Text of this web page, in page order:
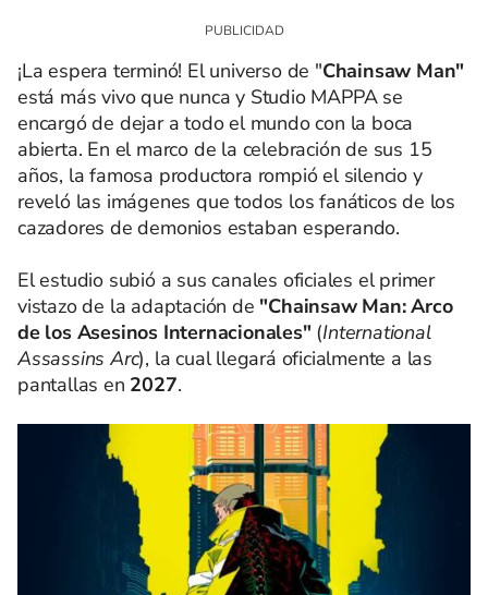
¡La espera terminó! El universo de "Chainsaw Man"
está más vivo que nunca y Studio MAPPA se
encargó de dejar a todo el mundo con la boca
abierta. En el marco de la celebración de sus 15
años, la famosa productora rompió el silencio y
reveló las imágenes que todos los fanáticos de los
cazadores de demonios estaban esperando.
El estudio subió a sus canales oficiales el primer
vistazo de la adaptación de "Chainsaw Man: Arco
de los Asesinos Internacionales" (International
Assassins Arc), la cual llegará oficialmente a las
pantallas en 2027.